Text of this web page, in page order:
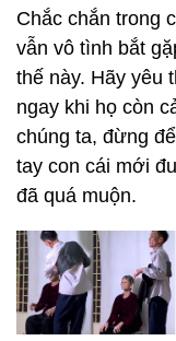
Chắc chắn trong
vẫn vô tình bắt
thế này. Hãy yêu
ngay khi họ còn
chúng ta, đừng
tay con cái mới
đã quá muộn.